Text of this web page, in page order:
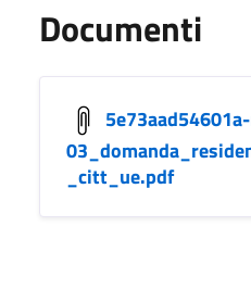
Documenti
_citt_ue.pdf